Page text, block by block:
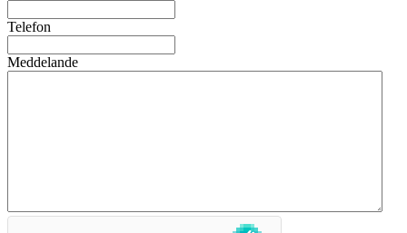
Telefon
Meddelande